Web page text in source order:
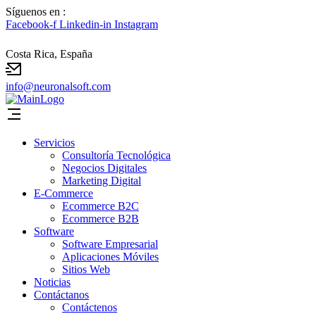
Síguenos en :
Facebook-f Linkedin-in Instagram
Costa Rica, España
info@neuronalsoft.com
Servicios
Consultoría Tecnológica
Negocios Digitales
Marketing Digital
E-Commerce
Ecommerce B2C
Ecommerce B2B
Software
Software Empresarial
Aplicaciones Móviles
Sitios Web
Noticias
Contáctanos
Contáctenos